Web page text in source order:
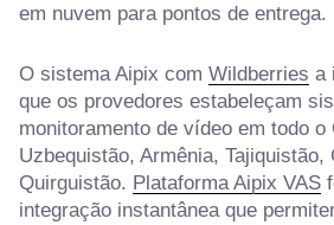
em nuvem para pontos de entrega.
O sistema Aipix com Wildberries a
que os provedores estabeleçam
monitoramento de vídeo em todo o
Uzbequistão, Armênia, Tajiquistão,
Quirguistão. Plataforma Aipix VAS
integração instantânea que